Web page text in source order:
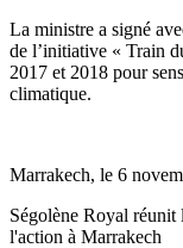
La ministre a signé
de l’initiative « Train
2017 et 2018 pour
climatique.
Marrakech, le 6
Ségolène Royal réunit
l'action à Marrakech